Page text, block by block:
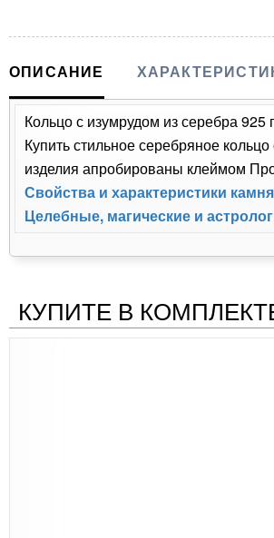
ОПИСАНИЕ
Кольцо с изумрудом из серебра
Купить стильное серебряное
изделия апробированы клеймом
Свойства и характеристики камня
Целебные, магические и
КУПИТЕ В